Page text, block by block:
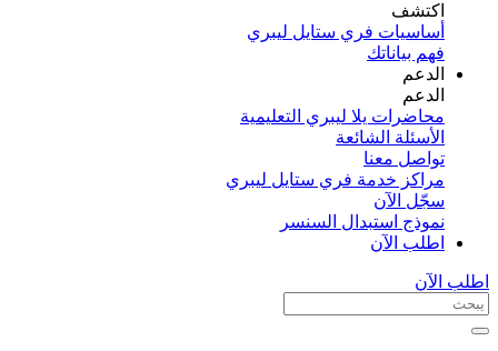
اكتشف​
أساسيات فري ستايل ليبري
فهم بياناتك
الدعم
الدعم
محاضرات يلا ليبري التعليمية
الأسئلة الشائعة
تواصل معنا
مراكز خدمة فري ستايل ليبري
سجّل الآن​
نموذج استبدال السنسر
اطلب الآن
اطلب الآن